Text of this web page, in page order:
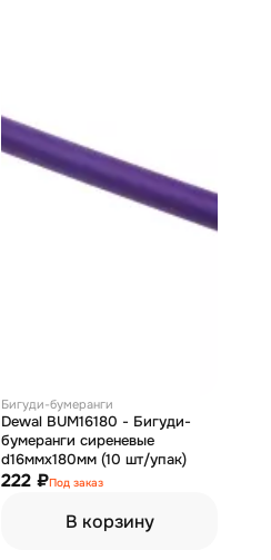
Бигуди-бумеранги
Dewal BUM16180 - Бигуди-
бумеранги сиреневые
d16ммх180мм (10 шт/упак)
222 ₽Под заказ
В корзину